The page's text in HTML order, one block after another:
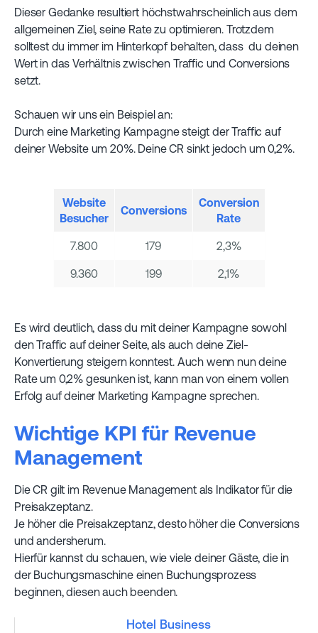
Dieser Gedanke resultiert höchstwahrscheinlich aus dem
allgemeinen Ziel, seine Rate zu optimieren. Trotzdem
solltest du immer im Hinterkopf behalten, dass du deinen
Wert in das Verhältnis zwischen Traffic und Conversions
setzt.
Schauen wir uns ein Beispiel an:
Durch eine Marketing Kampagne steigt der Traffic auf
deiner Website um 20%. Deine CR sinkt jedoch um 0,2%.
Website
Besucher
Conversions
Conversion
Rate
7.800 179 2,3%
9.360 199 2,1%
Es wird deutlich, dass du mit deiner Kampagne sowohl
den Traffic auf deiner Seite, als auch deine Ziel-
Konvertierung steigern konntest. Auch wenn nun deine
Rate um 0,2% gesunken ist, kann man von einem vollen
Erfolg auf deiner Marketing Kampagne sprechen.
Wichtige KPI für Revenue
Management
Die CR gilt im Revenue Management als Indikator für die
Preisakzeptanz.
Je höher die Preisakzeptanz, desto höher die Conversions
und andersherum.
Hierfür kannst du schauen, wie viele deiner Gäste, die in
der Buchungsmaschine einen Buchungsprozess
beginnen, diesen auch beenden.
Hotel Business